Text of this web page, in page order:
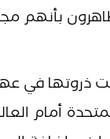
بأنهم
في عهد
أمام